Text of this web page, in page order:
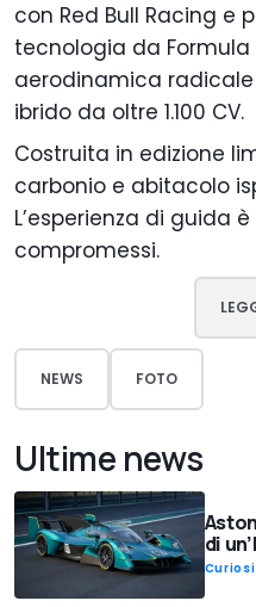
con Red Bull Racing e
tecnologia da Formula
aerodinamica radicale
ibrido da oltre 1.100 CV.
Costruita in edizione
carbonio e abitacolo
L’esperienza di guida
compromessi.
NEWS FOTO
Ultime news
di